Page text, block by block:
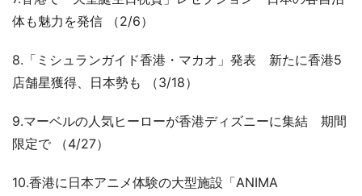
体も魅力を発信 （2/6）
8.「ミシュランガイド香港・マカオ」発表 新たに香港5
店舗星獲得、日本勢も （3/18）
9.マーベルの人気ヒーローが香港ディズニーに集結 期間
限定で （4/27）
10.香港に日本アニメ体験の大型施設「ANIMA